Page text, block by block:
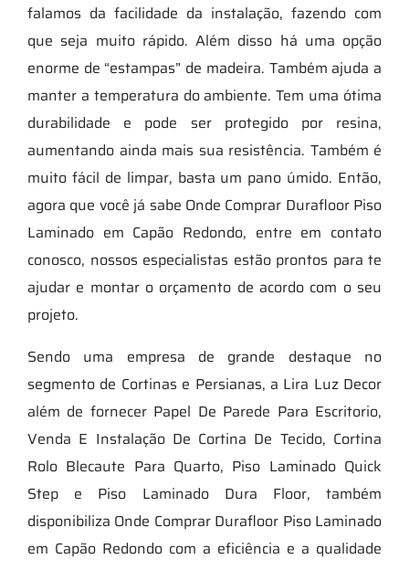
falamos da facilidade da instalação, fazendo com
que seja muito rápido. Além disso há uma opção
enorme de “estampas” de madeira. Também ajuda a
manter a temperatura do ambiente. Tem uma ótima
durabilidade e pode ser protegido por resina,
aumentando ainda mais sua resistência. Também é
muito fácil de limpar, basta um pano úmido. Então,
agora que você já sabe Onde Comprar Durafloor Piso
Laminado em Capão Redondo, entre em contato
conosco, nossos especialistas estão prontos para te
ajudar e montar o orçamento de acordo com o seu
projeto.
Sendo uma empresa de grande destaque no
segmento de Cortinas e Persianas, a Lira Luz Decor
além de fornecer Papel De Parede Para Escritorio,
Venda E Instalação De Cortina De Tecido, Cortina
Rolo Blecaute Para Quarto, Piso Laminado Quick
Step e Piso Laminado Dura Floor, também
disponibiliza Onde Comprar Durafloor Piso Laminado
em Capão Redondo com a eficiência e a qualidade